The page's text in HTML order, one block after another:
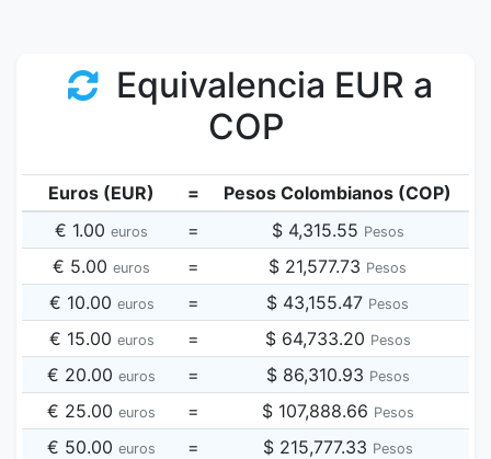
Equivalencia EUR a
COP
Euros (EUR) =
Pesos Colombianos (COP)
€ 1.00 euros = $ 4,315.55 Pesos
€ 5.00 euros = $ 21,577.73 Pesos
€ 10.00 euros = $ 43,155.47 Pesos
€ 15.00 euros = $ 64,733.20 Pesos
€ 20.00 euros = $ 86,310.93 Pesos
€ 25.00 euros = $ 107,888.66 Pesos
€ 50.00 euros = $ 215,777.33 Pesos